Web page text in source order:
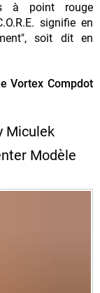
à point rouge
signifie en
soit dit en
Vortex Compdot
Miculek
Modèle